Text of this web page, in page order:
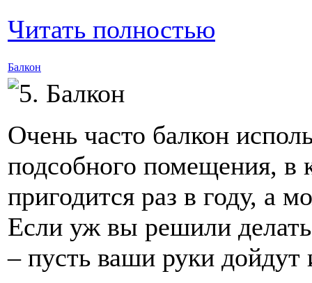
Читать полностью
Балкон
Очень часто балкон
подсобного помещения, в
пригодится раз в году, а
Если уж вы решили
– пусть ваши руки дойдут